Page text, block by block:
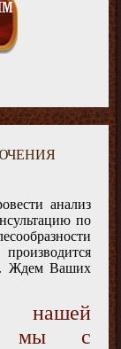
анализ
по
Ждем Ваших
нашей
мы с